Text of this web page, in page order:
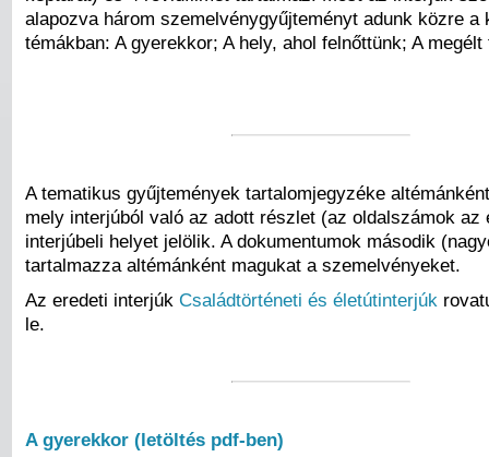
alapozva három szemelvénygyűjteményt adunk közre a
témákban: A gyerekkor; A hely, ahol felnőttünk; A
A tematikus gyűjtemények tartalomjegyzéke
mely interjúból való az adott részlet (az oldalszámok az
interjúbeli helyet jelölik. A dokumentumok második
tartalmazza altémánként magukat a szemelvényeket.
Az eredeti interjúk Családtörténeti és életútinterjúk
le.
A gyerekkor (letöltés pdf-ben)